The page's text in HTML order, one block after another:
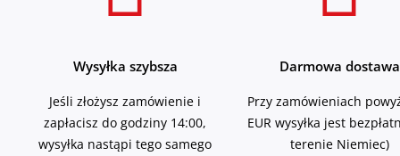
Wysyłka szybsza
Jeśli złożysz zamówienie i
zapłacisz do godziny 14:00,
wysyłka nastąpi tego samego
Darmowa dostawa
Przy zamówieniach
EUR wysyłka jest
terenie Niemiec)